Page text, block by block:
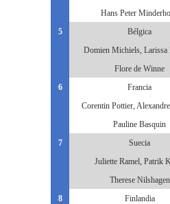
Hans Peter
5
Bélgica
Domien Michiels, Larissa
Flore de Winne
6
Francia
Corentin Pottier,
Pauline Basquin
7
Suecia
Juliette Ramel, Patrik
Therese Nilshagen
8
Finlandia